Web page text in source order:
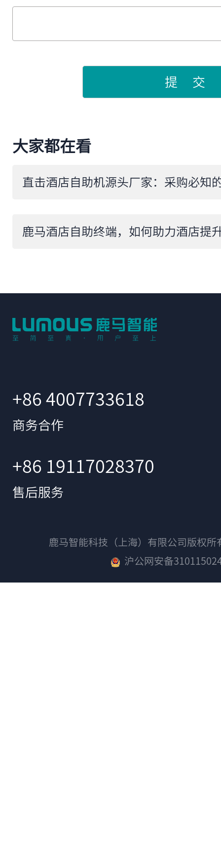
提 交
大家都在看
直击酒店自助机源头厂家：采购必知
+86 4007733618
商务合作
+86 19117028370
售后服务
鹿马智能科技（上海）有限公司版权
沪公网安备